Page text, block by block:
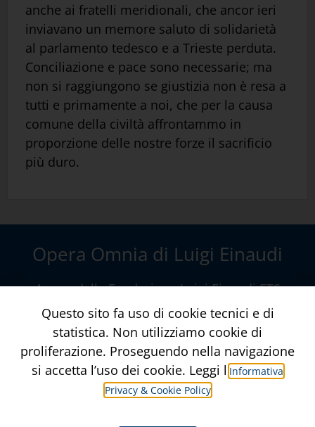
anche ai fratelli meridionali, che ancor ieri
inviavano un memore saluto di solidarietà
al parlamento tedesco e a Trieste perduta.
Conciliazione e pace sono necessarie; ma
non si raggiungono se giustizia non è resa a
tutti e primamente a noi, che per la causa
comune della civiltà affrontammo in
proporzione delle nostre forze il sacrificio
più duro.
Opera Omnia di Luigi Einaudi
A cura dellaFondazione Luigi Einaudi ETS
Via della Conciliazione, 10 – Roma
www.fondazioneluigieinaudi.it
Contatti
Crediti
Informativa Privacy & Privacy Policy